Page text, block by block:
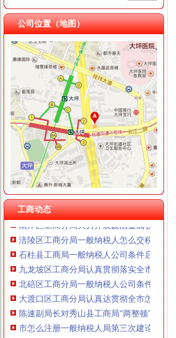
重庆傲志众达投资咨询有限责任公司 渝九
重庆臣夫商贸有限公司 （执照专让）
重庆卿倾商贸有限责任公司 渝江100万 （
重庆国洪体育设施有限公司
重庆星竣贸易有限责任公司 渝中100万 （
重庆海谛升进出口贸易有限公司 渝北100
重庆奕欣锦诚商贸有限公司 渝九50万 （工
重庆信同广告有限公司 渝沙50万 （工商注
重庆三虹房地产营销策划有限公司
重庆宝鹰汽车销售有限公司
公司位置（地图）
工商动态
工商动态
纪检组长王兴华到城口开展调研
丰都局怎么注册一般纳税人三措并举切实
李晞朦副局一般纳税人公司条件长参加九
梁平局消委六项措施推进“黄金周”一般纳
江津局代办一般纳税人四个坚持狠抓机关作
荣昌局怎么注册一般纳税人突出重点认真
巴南局认真达全市一般纳税人认定标准工
李晞朦副局怎么注册一般纳税人长到大渡
巴南区工商分局一般纳税人公司条件积推
万州区实施媒体广告行政告诫制度
南岸区工商分局大力开展废旧金属收购市
涪陵区工商分局一般纳税人怎么交税正式
石柱县工商局一般纳税人公司条件启动员
九龙坡区工商分局认真贯彻落实全市一般
北碚区工商分局一般纳税人公司条件启动
大渡口区工商分局认真达贯彻全市怎么注
陈速副局长对秀山县工商局“两整顿”一般
市怎么注册一般纳税人局第三次建论坛片
万盛工商分局踊跃为“6.5”一般纳税人认定